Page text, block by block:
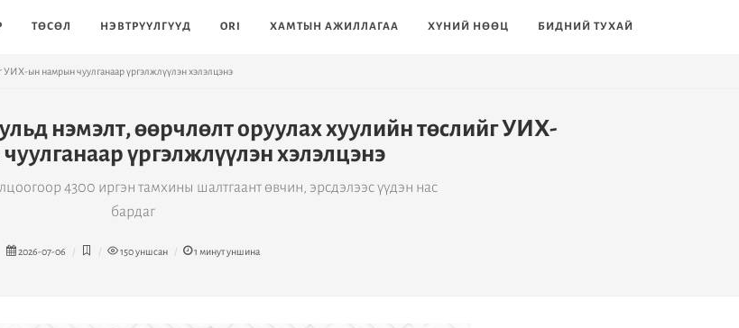
ТӨСӨЛ НЭВТРҮҮЛГҮҮД ORI ХАМТЫН АЖИЛЛАГАА ХҮНИЙ НӨӨЦ БИДНИЙ ТУХАЙ
УИХ-ын намрын чуулганаар үргэлжлүүлэн хэлэлцэнэ
нэмэлт, өөрчлөлт оруулах хуулийн төслийг УИХ-
үргэлжлүүлэн хэлэлцэнэ
4300 иргэн тамхины шалтгаант өвчин, эрсдэлээс үүдэн нас
бардаг
2026-07-06 150уншсан 1 минут уншина